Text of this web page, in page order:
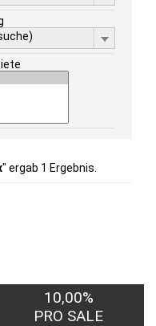
" ergab 1 Ergebnis.
10,00%
PRO SALE